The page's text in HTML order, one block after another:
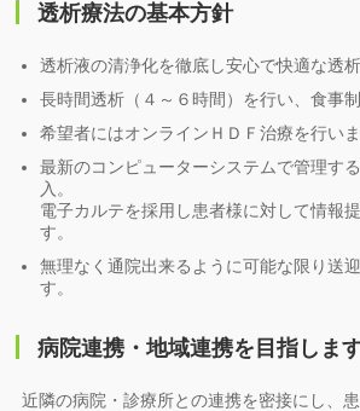
透析療法の基本方針
透析液の清浄化を徹底し安心で快適な透
長時間透析（４～６時間）を行い、食事
希望者にはオンラインＨＤＦ治療を行いま
最新のコンピューターシステムで管理す
入。
電子カルテを採用し患者様に対して情報
す。
無理なく通院出来るように可能な限り送
す。
病院連携・地域連携を目指しま
近隣の病院・診療所との連携を密接にし、